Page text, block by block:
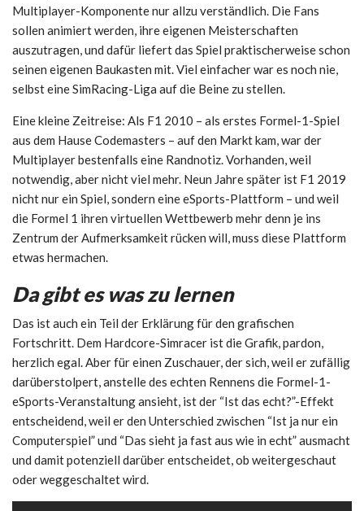
Multiplayer-Komponente nur allzu verständlich. Die Fans
sollen animiert werden, ihre eigenen Meisterschaften
auszutragen, und dafür liefert das Spiel praktischerweise schon
seinen eigenen Baukasten mit. Viel einfacher war es noch nie,
selbst eine SimRacing-Liga auf die Beine zu stellen.
Eine kleine Zeitreise: Als F1 2010 – als erstes Formel-1-Spiel
aus dem Hause Codemasters – auf den Markt kam, war der
Multiplayer bestenfalls eine Randnotiz. Vorhanden, weil
notwendig, aber nicht viel mehr. Neun Jahre später ist F1 2019
nicht nur ein Spiel, sondern eine eSports-Plattform – und weil
die Formel 1 ihren virtuellen Wettbewerb mehr denn je ins
Zentrum der Aufmerksamkeit rücken will, muss diese Plattform
etwas hermachen.
Da gibt es was zu lernen
Das ist auch ein Teil der Erklärung für den grafischen
Fortschritt. Dem Hardcore-Simracer ist die Grafik, pardon,
herzlich egal. Aber für einen Zuschauer, der sich, weil er zufällig
darüberstolpert, anstelle des echten Rennens die Formel-1-
eSports-Veranstaltung ansieht, ist der “Ist das echt?”-Effekt
entscheidend, weil er den Unterschied zwischen “Ist ja nur ein
Computerspiel” und “Das sieht ja fast aus wie in echt” ausmacht
und damit potenziell darüber entscheidet, ob weitergeschaut
oder weggeschaltet wird.